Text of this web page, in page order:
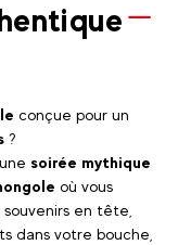
conçue pour un
?
soirée mythique
où vous
souvenirs en tête,
dans votre bouche,